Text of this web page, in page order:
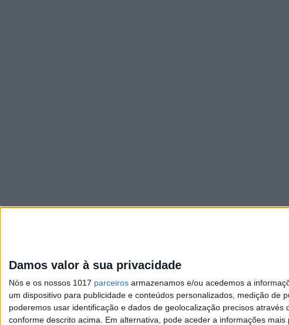
Damos valor à sua privacidade
Nós e os nossos 1017 parceiros armazenamos e/ou acedemos a
um dispositivo para publicidade e conteúdos personalizados, medição de
poderemos usar identificação e dados de geolocalização precisos
conforme descrito acima. Em alternativa, pode aceder a informações